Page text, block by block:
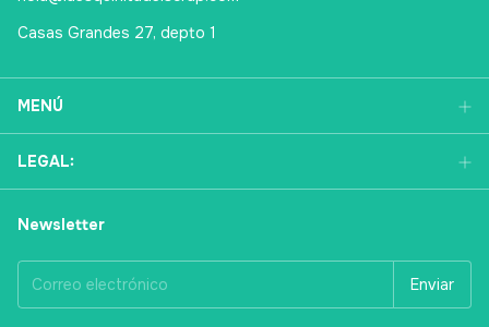
Casas Grandes 27, depto 1
MENÚ
LEGAL:
Newsletter